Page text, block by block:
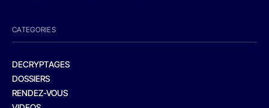
CATEGORIES
DECRYPTAGES
DOSSIERS
RENDEZ-VOUS